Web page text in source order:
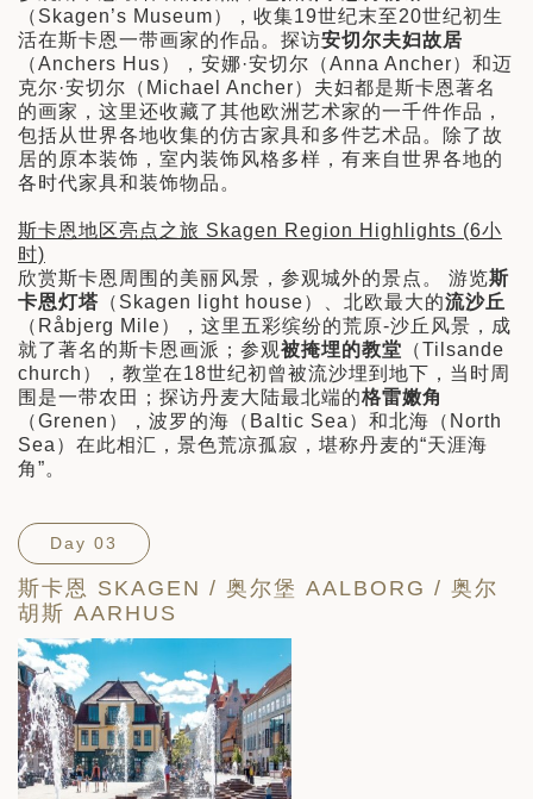
（Skagen’s Museum），收集19世纪末至20世纪初生
活在斯卡恩一带画家的作品。探访安切尔夫妇故居
（Anchers Hus），安娜·安切尔（Anna Ancher）和迈
克尔·安切尔（Michael Ancher）夫妇都是斯卡恩著名
的画家，这里还收藏了其他欧洲艺术家的一千件作品，
包括从世界各地收集的仿古家具和多件艺术品。除了故
居的原本装饰，室内装饰风格多样，有来自世界各地的
各时代家具和装饰物品。
斯卡恩地区亮点之旅 Skagen Region Highlights (6小
时)
欣赏斯卡恩周围的美丽风景，参观城外的景点。 游览斯
卡恩灯塔 （Skagen light house）、北欧最大的流沙丘
（Råbjerg Mile），这里五彩缤纷的荒原-沙丘风景，成
就了著名的斯卡恩画派；参观被掩埋的教堂 （Tilsande
church），教堂在18世纪初曾被流沙埋到地下，当时周
围是一带农田；探访丹麦大陆最北端的格雷嫩角
（Grenen），波罗的海（Baltic Sea）和北海（North
Sea）在此相汇，景色荒凉孤寂，堪称丹麦的“天涯海
角”。
Day 03
斯卡恩 SKAGEN / 奥尔堡 AALBORG / 奥尔
胡斯 AARHUS